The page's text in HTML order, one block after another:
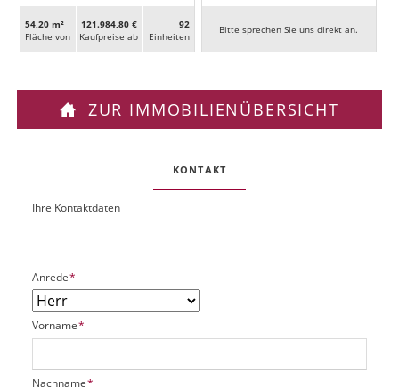
54,20 m²
Fläche von
121.984,80 €
Kaufpreise ab
92
Ein­heiten
Bitte sprechen Sie uns direkt an.
ZUR IMMOBILIENÜBERSICHT
KONTAKT
O
k
P
t
UIhre Kontaktdaten
P
f
l
i
c
t
Anrede*
P
f
i
Vorname*
P
Nachname*